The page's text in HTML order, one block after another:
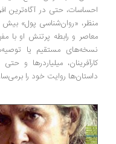
حتی در آگاه‌ترین افراد،
«روان‌شناسی پول» بیش از آنکه
و رابطه پرتنش او با مفهوم
مستقیم یا توصیه‌های
میلیاردرها و حتی
روایت خود را برمی‌سازد و